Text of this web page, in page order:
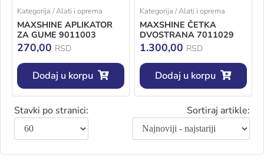
Kategorija / Alati i oprema
MAXSHINE APLIKATOR
ZA GUME 9011003
270,00 RSD
Dodaj u korpu
Kategorija / Alati i oprema
MAXSHINE ČETKA
DVOSTRANA 7011029
1.300,00 RSD
Dodaj u korpu
Stavki po stranici: Sortiraj artikle: